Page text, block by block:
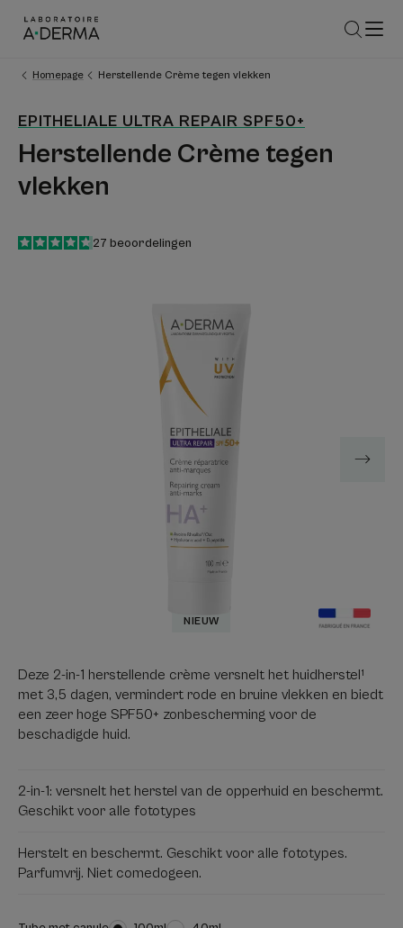
Homepage Herstellende Crème tegen vlekken
EPITHELIALE ULTRA REPAIR SPF50+
Herstellende Crème tegen
vlekken
4.7
/5
27 beoordelingen
NIEUW
Deze 2-in-1 herstellende crème versnelt het huidherstel¹
met 3,5 dagen, vermindert rode en bruine vlekken en biedt
een zeer hoge SPF50+ zonbescherming voor de
beschadigde huid.
2-in-1: versnelt het herstel van de opperhuid en beschermt.
Geschikt voor alle fototypes
Herstelt en beschermt. Geschikt voor alle fototypes.
Parfumvrij. Niet comedogeen.